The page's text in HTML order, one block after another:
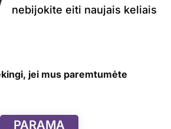
nebijokite eiti naujais keliais
jei mus paremtumėte
PARAMA